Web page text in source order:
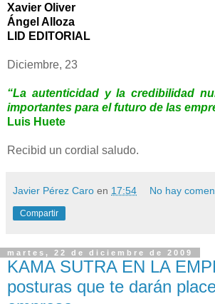
Xavier Oliver
Ángel Alloza
LID EDITORIAL
Diciembre, 23
“La autenticidad y la credibilidad
importantes para el futuro de las
Luis Huete
Recibid un cordial saludo.
Javier Pérez Caro en 17:54 No hay
Compartir
martes, 22 de diciembre de 2009
KAMA SUTRA EN LA
posturas que te darán